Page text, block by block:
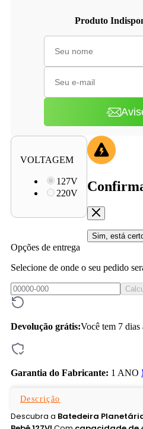
Produto
VOLTAGEM
127V
220V
Sim, está
Opções de entrega
Selecione de onde o seu pedido
Devolução grátis:Você tem 7 dias
Garantia do Fabricante: 1 ANO
Descrição
Descubra a Batedeira